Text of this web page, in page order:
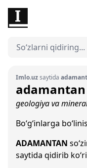
Imlo.uzsaytida
adamantan
geologiya va
Bo‘g‘inlarga
ADAMANTAN
saytida qidirib